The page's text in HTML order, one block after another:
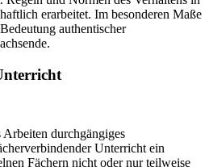
erarbeitet. Im besonderen Maße
authentischer
durchgängiges
Unterricht ein
Fächern nicht oder nur teilweise